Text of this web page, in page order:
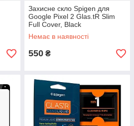
Захисне скло Spigen для
Google Pixel 2 Glas.tR Slim
Full Cover, Black
(F16GL23062)
Немає в наявності
550 ₴